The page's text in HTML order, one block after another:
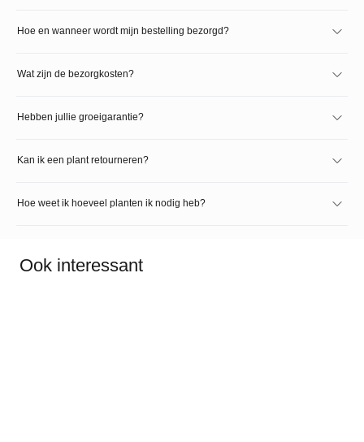
Hoe en wanneer wordt mijn bestelling bezorgd?
Wat zijn de bezorgkosten?
Hebben jullie groeigarantie?
Kan ik een plant retourneren?
Hoe weet ik hoeveel planten ik nodig heb?
Ook interessant